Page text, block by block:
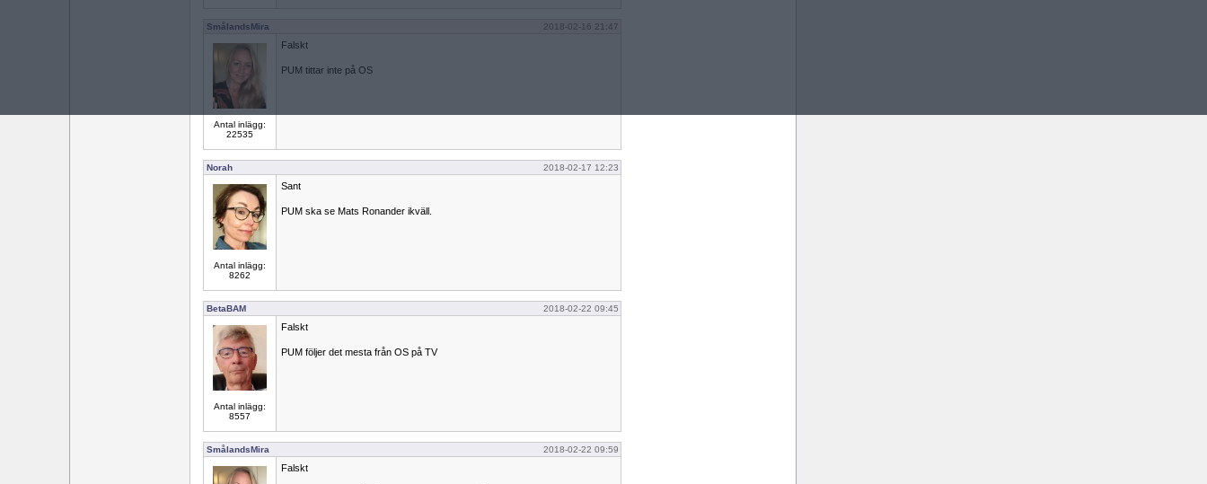
SmålandsMira 2018-02-16 21:47
Antal inlägg:
22535
Falskt
PUM tittar inte på OS
Norah 2018-02-17 12:23
Antal inlägg:
8262
Sant
PUM ska se Mats Ronander ikväll.
BetaBAM 2018-02-22 09:45
Antal inlägg:
8557
Falskt
PUM följer det mesta från OS på TV
SmålandsMira 2018-02-22 09:59
Falskt